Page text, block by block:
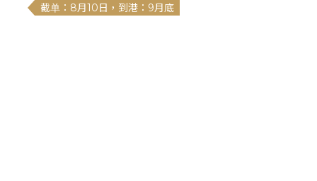
截单：8月10日，到港：9月底